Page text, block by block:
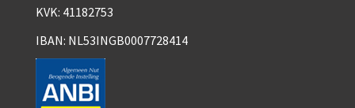
KVK: 41182753
IBAN: NL53INGB0007728414